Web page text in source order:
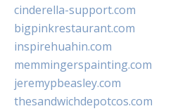
cinderella-support.com
bigpinkrestaurant.com
inspirehuahin.com
memmingerspainting.com
jeremypbeasley.com
thesandwichdepotcos.com